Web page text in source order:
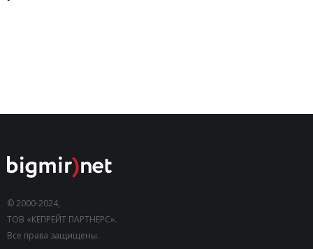
© 2000-2024,
ТОВ «КЕПРЕЙТ ПАРТНЕРС».
Все права защищены.